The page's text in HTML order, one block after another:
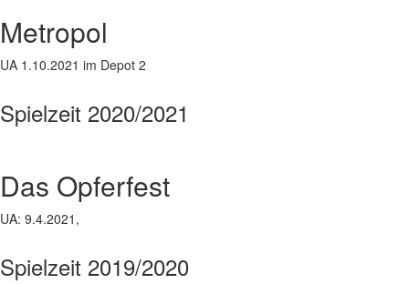
Metropol
UA 1.10.2021 im Depot 2
Spielzeit 2020/2021
Das Opferfest
UA: 9.4.2021,
Spielzeit 2019/2020